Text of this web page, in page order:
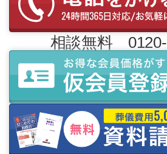
相談無料 0120-